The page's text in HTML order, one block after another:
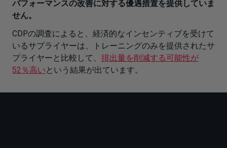
パフォーマンスの改善に対する優遇措置を提供していま
せん。
CDPの調査によると、経済的なインセンティブを受けて
いるサプライヤーは、トレーニングのみを提供されたサ
プライヤーと比較して、 排出量を削減する可能性が
52％高い という結果が出ています。